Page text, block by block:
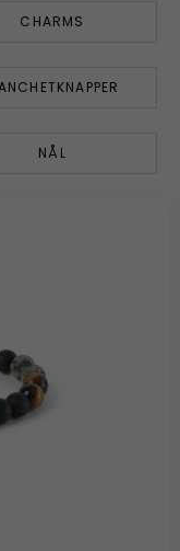
CHARMS
NÅL